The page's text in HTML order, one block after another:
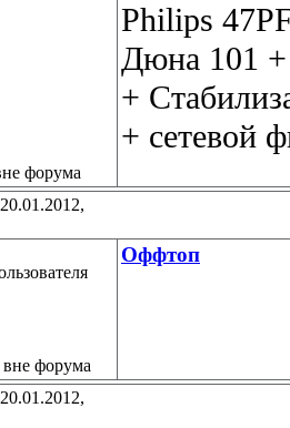
Philips
Дюна 101
+
+ сетевой
20.01.2012,
Оффтоп
20.01.2012,